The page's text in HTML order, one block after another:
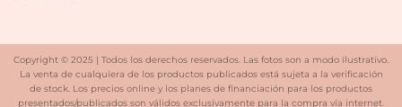
Copyright © 2025 | Todos los derechos reservados. Las fotos son a modo ilustrativo.
La venta de cualquiera de los productos publicados está sujeta a la verificación
de stock. Los precios online y los planes de financiación para los productos
presentados/publicados son válidos exclusivamente para la compra vía internet.